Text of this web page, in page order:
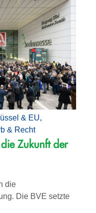
& EU,
& Recht
Zukunft der
die
Die BVE setzte